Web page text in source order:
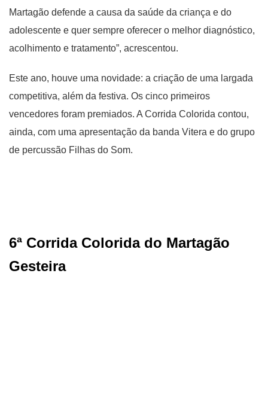
Martagão defende a causa da saúde da criança e do
adolescente e quer sempre oferecer o melhor diagnóstico,
acolhimento e tratamento”, acrescentou.
Este ano, houve uma novidade: a criação de uma largada
competitiva, além da festiva. Os cinco primeiros
vencedores foram premiados. A Corrida Colorida contou,
ainda, com uma apresentação da banda Vitera e do grupo
de percussão Filhas do Som.
6ª Corrida Colorida do Martagão
Gesteira